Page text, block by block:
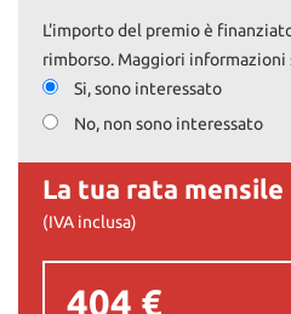
L'importo del premio è
rimborso. Maggiori informazioni
Si, sono interessato
No, non sono interessato
La tua rata mensile
(IVA inclusa)
404 €